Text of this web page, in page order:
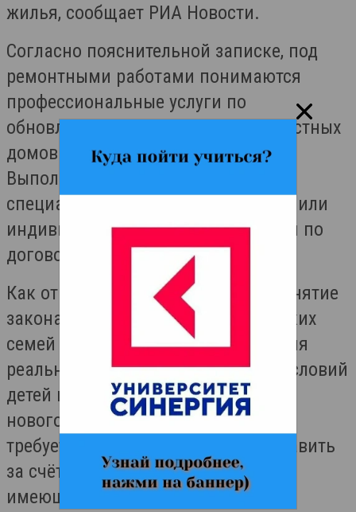
жилья, сообщает РИА Новости.
Согласно пояснительной записке, под
ремонтными работами понимаются
профессиональные услуги по
обновлению жилых помещений, частных
домов и хозяйственных построек.
Выполнять их должны
специализированные организации или
индивидуальные предприниматели по
договору подряда.
Как отмечают авторы проекта, принятие
закона позволит тысячам российских
семей использовать маткапитал для
реального улучшения жилищных условий
детей в тех случаях, когда покупка
нового жилья невозможна или не
требуется, а ситуацию можно исправить
за счёт качественного ремонта уже
имеющегося жилья.